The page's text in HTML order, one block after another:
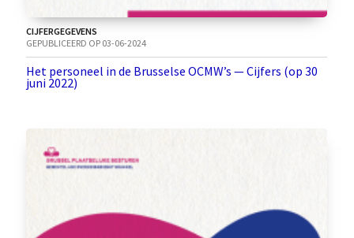
CIJFERGEGEVENS
GEPUBLICEERD OP 03-06-2024
Het personeel in de Brusselse OCMW’s — Cijfers (op 30
juni 2022)